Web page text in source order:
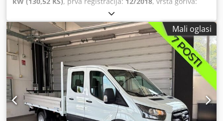
900 kg
kg, vrsta prijenosa:mehanički, emisijska klasa:Euro 6,
broj sjedala:7, duljina prostora za utovar:3.300 mm
širina utovarnog prostora:2.100 mm, Godina proizvodnje:
2018
Mali oglasi